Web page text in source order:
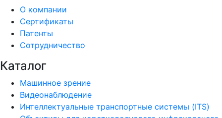
О компании
Сертификаты
Патенты
Сотрудничество
Каталог
Машинное зрение
Видеонаблюдение
Интеллектуальные транспортные системы (ITS)